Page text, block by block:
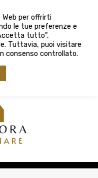
per offrirti
le tue preferenze e
tutto",
Tuttavia, puoi visitare
consenso controllato.